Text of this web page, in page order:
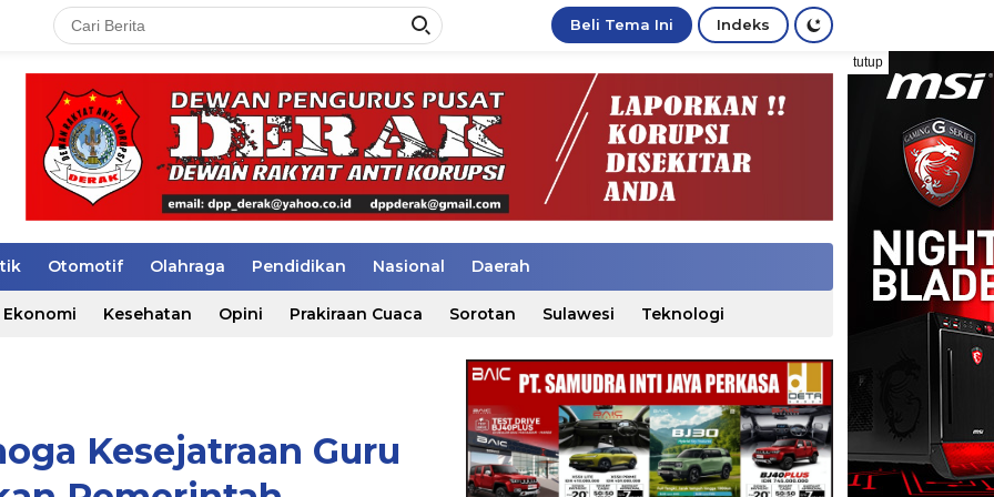
Beli Tema Ini Indeks
tutup
Otomotif Olahraga Pendidikan Nasional Daerah
Ekonomi Kesehatan Opini Prakiraan Cuaca Sorotan Sulawesi Teknologi
Kesejatraan Guru